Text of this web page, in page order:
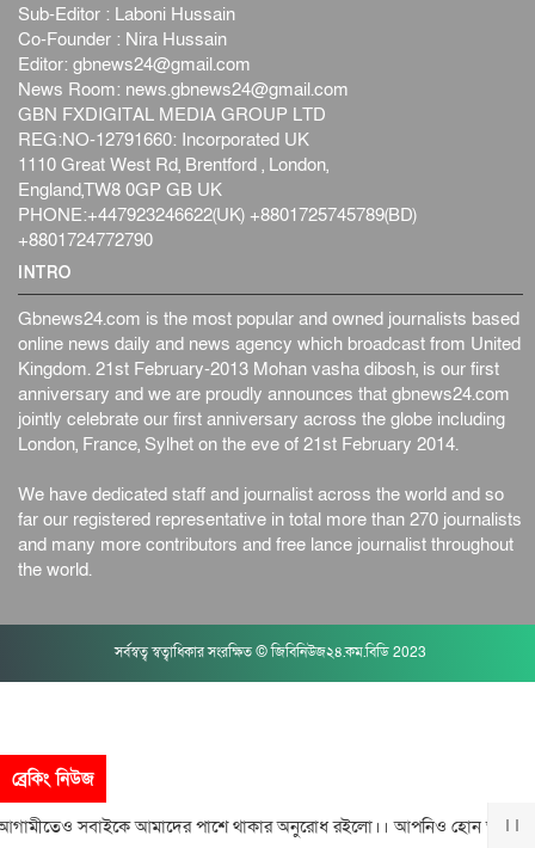
Sub-Editor : Laboni Hussain
Co-Founder : Nira Hussain
Editor: gbnews24@gmail.com
News Room: news.gbnews24@gmail.com
GBN FXDIGITAL MEDIA GROUP LTD
REG:NO-12791660: Incorporated UK
1110 Great West Rd, Brentford , London,
England,TW8 0GP GB UK
PHONE:+447923246622(UK) +8801725745789(BD)
+8801724772790
INTRO
Gbnews24.com is the most popular and owned journalists based
online news daily and news agency which broadcast from United
Kingdom. 21st February-2013 Mohan vasha dibosh, is our first
anniversary and we are proudly announces that gbnews24.com
jointly celebrate our first anniversary across the globe including
London, France, Sylhet on the eve of 21st February 2014.
We have dedicated staff and journalist across the world and so
far our registered representative in total more than 270 journalists
and many more contributors and free lance journalist throughout
the world.
সর্বস্বত্ব স্বত্বাধিকার সংরক্ষিত © জিবিনিউজ২৪.কম.বিডি 2023
ব্রেকিং নিউজ
সবাইকে আমাদের পাশে থাকার অনুরোধ রইলো।। আপনিও হোন আমাদের